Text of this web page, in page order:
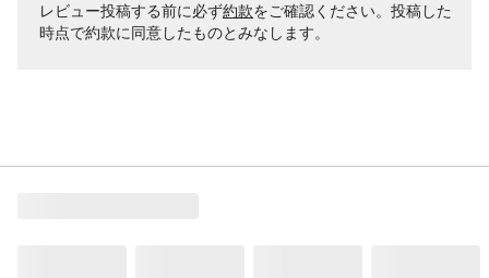
レビュー投稿する前に必ず約款をご確認ください。投稿した
時点で約款に同意したものとみなします。